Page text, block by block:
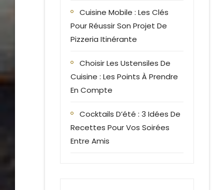
Cuisine Mobile : Les Clés
Pour Réussir Son Projet De
Pizzeria Itinérante
Choisir Les Ustensiles De
Cuisine : Les Points À Prendre
En Compte
Cocktails D’été : 3 Idées De
Recettes Pour Vos Soirées
Entre Amis